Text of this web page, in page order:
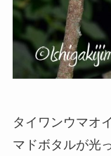
タイワンウマオ
マドボタルが光